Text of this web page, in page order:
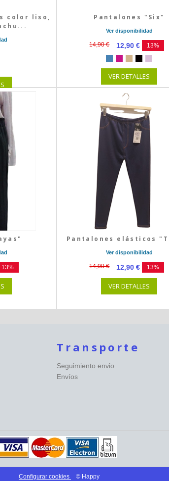
color liso,
Pantalones "Six"
Ver disponibilidad
14,90 € 12,90 € 13%
VER DETALLES
13%
Pantalones elásticos
Ver disponibilidad
14,90 € 12,90 € 13%
VER DETALLES
Transporte
Seguimiento envio
Envíos
Configurar cookies © Happy